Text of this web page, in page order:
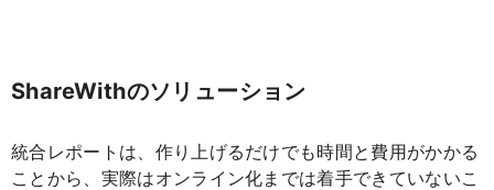
ShareWithのソリューション
統合レポートは、作り上げるだけでも時間と費用がかかる
ことから、実際はオンライン化までは着手できていないこ